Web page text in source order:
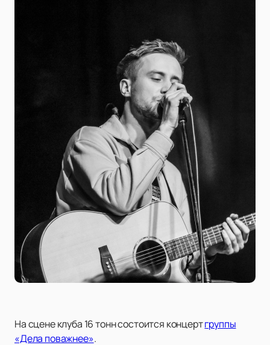
На сцене клуба 16 тонн состоится концертгруппы
«Дела поважнее».